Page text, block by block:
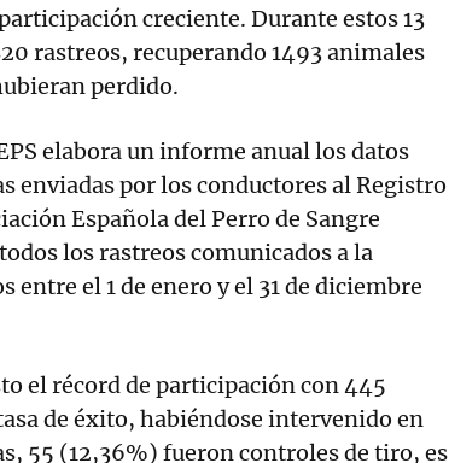
creciente. Durante estos 13
rastreos, recuperando 1493 animales
perdido.
elabora un informe anual los datos
enviadas por los conductores al Registro
Española del Perro de Sangre
los rastreos comunicados a la
entre el 1 de enero y el 31 de diciembre
el récord de participación con 445
de éxito, habiéndose intervenido en
55 (12,36%) fueron controles de tiro, es